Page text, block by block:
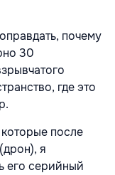
почему
30
где это
после
я
его серийный